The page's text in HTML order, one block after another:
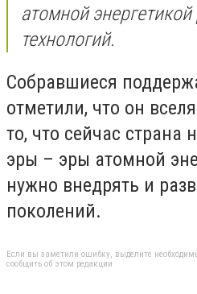
атомной
технологий.
Собравшиеся
отметили, что он
то, что сейчас страна
эры – эры атомной
нужно внедрять и
поколений.
Если вы заметили ошибку, выделите
сообщить об этом редакции